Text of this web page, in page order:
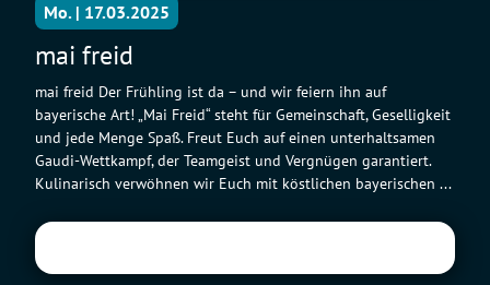
Mo. | 17.03.2025
mai freid
mai freid Der Frühling ist da – und wir feiern ihn auf
bayerische Art! „Mai Freid“ steht für Gemeinschaft, Geselligkeit
und jede Menge Spaß. Freut Euch auf einen unterhaltsamen
Gaudi-Wettkampf, der Teamgeist und Vergnügen garantiert.
Kulinarisch verwöhnen wir Euch mit köstlichen bayerischen ...